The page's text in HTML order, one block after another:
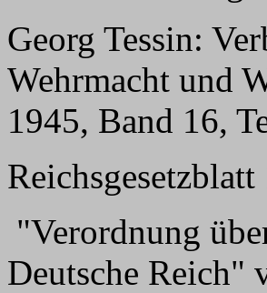
Georg Tessin:
Wehrmacht und
1945, Band 16,
"Verordnung
Deutsche Reich"